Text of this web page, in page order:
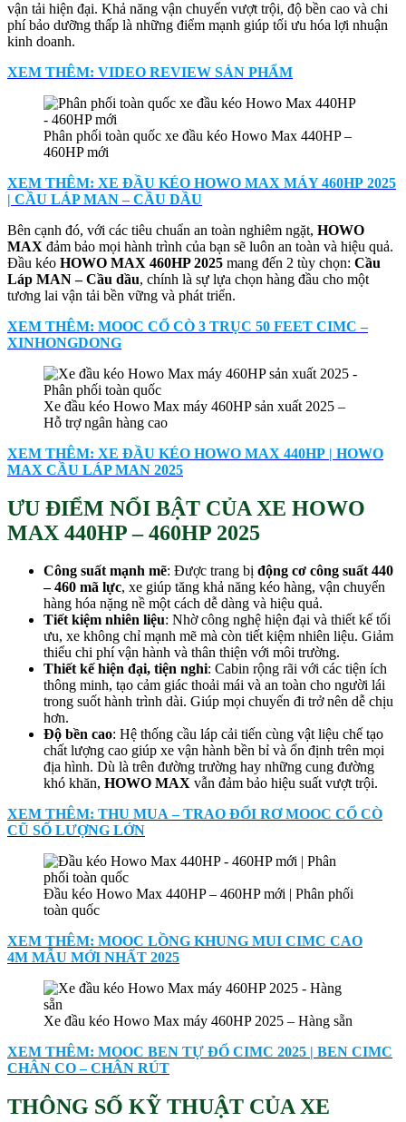
vận tải hiện đại. Khả năng vận chuyển vượt trội, độ bền cao và chi
phí bảo dưỡng thấp là những điểm mạnh giúp tối ưu hóa lợi nhuận
kinh doanh.
XEM THÊM: VIDEO REVIEW SẢN PHẨM
Phân phối toàn quốc xe đầu kéo Howo Max 440HP –
460HP mới
XEM THÊM: XE ĐẦU KÉO HOWO MAX MÁY 460HP 2025
| CẦU LÁP MAN – CẦU DẦU
Bên cạnh đó, với các tiêu chuẩn an toàn nghiêm ngặt, HOWO
MAX đảm bảo mọi hành trình của bạn sẽ luôn an toàn và hiệu quả.
Đầu kéo HOWO MAX 460HP 2025 mang đến 2 tùy chọn: Cầu
Láp MAN – Cầu dầu, chính là sự lựa chọn hàng đầu cho một
tương lai vận tải bền vững và phát triển.
XEM THÊM: MOOC CỔ CÒ 3 TRỤC 50 FEET CIMC –
XINHONGDONG
Xe đầu kéo Howo Max máy 460HP sản xuất 2025 –
Hỗ trợ ngân hàng cao
XEM THÊM: XE ĐẦU KÉO HOWO MAX 440HP | HOWO
MAX CẦU LÁP MAN 2025
ƯU ĐIỂM NỔI BẬT CỦA XE HOWO
MAX 440HP – 460HP 2025
Công suất mạnh mẽ: Được trang bị động cơ công suất 440
– 460 mã lực, xe giúp tăng khả năng kéo hàng, vận chuyển
hàng hóa nặng nề một cách dễ dàng và hiệu quả.
Tiết kiệm nhiên liệu: Nhờ công nghệ hiện đại và thiết kế tối
ưu, xe không chỉ mạnh mẽ mà còn tiết kiệm nhiên liệu. Giảm
thiểu chi phí vận hành và thân thiện với môi trường.
Thiết kế hiện đại, tiện nghi: Cabin rộng rãi với các tiện ích
thông minh, tạo cảm giác thoải mái và an toàn cho người lái
trong suốt hành trình dài. Giúp mọi chuyến đi trở nên dễ chịu
hơn.
Độ bền cao: Hệ thống cầu láp cải tiến cùng vật liệu chế tạo
chất lượng cao giúp xe vận hành bền bỉ và ổn định trên mọi
địa hình. Dù là trên đường trường hay những cung đường
khó khăn, HOWO MAX vẫn đảm bảo hiệu suất vượt trội.
XEM THÊM: THU MUA – TRAO ĐỔI RƠ MOOC CỔ CÒ
CŨ SỐ LƯỢNG LỚN
Đầu kéo Howo Max 440HP – 460HP mới | Phân phối
toàn quốc
XEM THÊM: MOOC LỒNG KHUNG MUI CIMC CAO
4M MẪU MỚI NHẤT 2025
Xe đầu kéo Howo Max máy 460HP 2025 – Hàng sẵn
XEM THÊM: MOOC BEN TỰ ĐỔ CIMC 2025 | BEN CIMC
CHÂN CO – CHÂN RÚT
THÔNG SỐ KỸ THUẬT CỦA XE